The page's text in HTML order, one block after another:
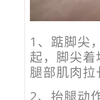
1、踮脚尖
起，脚尖
腿部肌肉拉
2、抬腿动